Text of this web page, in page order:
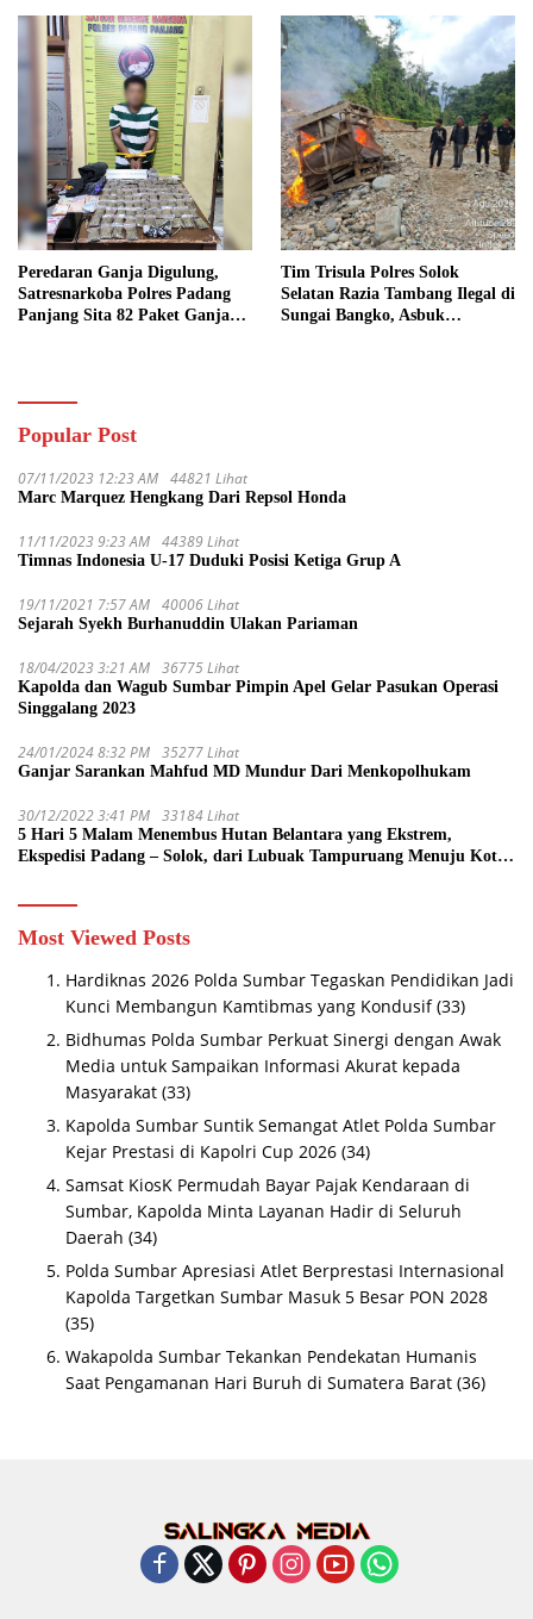
Peredaran Ganja Digulung,
Satresnarkoba Polres Padang
Panjang Sita 82 Paket Ganja
Tim Trisula Polres Solok
Selatan Razia Tambang Ilegal di
Sungai Bangko, Asbuk
Popular Post
07/11/2023 12:23 AM 44821 Lihat
Marc Marquez Hengkang Dari Repsol Honda
11/11/2023 9:23 AM 44389 Lihat
Timnas Indonesia U-17 Duduki Posisi Ketiga Grup A
19/11/2021 7:57 AM 40006 Lihat
Sejarah Syekh Burhanuddin Ulakan Pariaman
18/04/2023 3:21 AM 36775 Lihat
Kapolda dan Wagub Sumbar Pimpin Apel Gelar Pasukan Operasi
Singgalang 2023
24/01/2024 8:32 PM 35277 Lihat
Ganjar Sarankan Mahfud MD Mundur Dari Menkopolhukam
30/12/2022 3:41 PM 33184 Lihat
5 Hari 5 Malam Menembus Hutan Belantara yang Ekstrem,
Ekspedisi Padang – Solok, dari Lubuak Tampuruang Menuju Koto
Most Viewed Posts
Hardiknas 2026 Polda Sumbar Tegaskan Pendidikan Jadi
Kunci Membangun Kamtibmas yang Kondusif (33)
Bidhumas Polda Sumbar Perkuat Sinergi dengan Awak
Media untuk Sampaikan Informasi Akurat kepada
Masyarakat (33)
Kapolda Sumbar Suntik Semangat Atlet Polda Sumbar
Kejar Prestasi di Kapolri Cup 2026 (34)
Samsat KiosK Permudah Bayar Pajak Kendaraan di
Sumbar, Kapolda Minta Layanan Hadir di Seluruh
Daerah (34)
Polda Sumbar Apresiasi Atlet Berprestasi Internasional
Kapolda Targetkan Sumbar Masuk 5 Besar PON 2028
(35)
Wakapolda Sumbar Tekankan Pendekatan Humanis
Saat Pengamanan Hari Buruh di Sumatera Barat (36)